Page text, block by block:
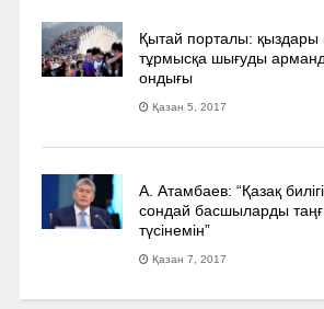
Қытай порталы: қыздары
тұрмысқа шығуды
ондығы
Қазан 5, 2017
А. Атамбаев: “Қазақ
сондай басшыларды
түсінемін”
Қазан 7, 2017